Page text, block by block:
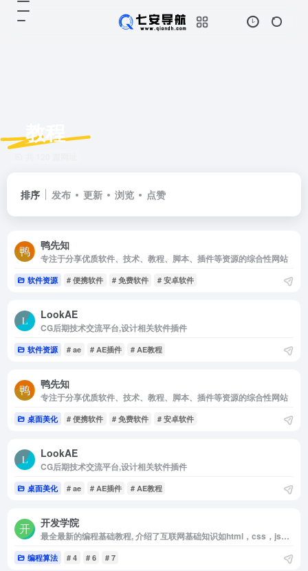
教程
排序 发布 更新 浏览 点赞
鸭先知
专注于分享优质软件、技术、教程、脚本、插件等资源的综合性网站
软件资源 # 便携软件 # 免费软件 # 安卓软件
LookAE
CG后期技术交流平台,设计相关软件插件
软件资源 # ae # AE插件 # AE教程
鸭先知
专注于分享优质软件、技术、教程、脚本、插件等资源的综合性网站
桌面美化 # 便携软件 # 免费软件 # 安卓软件
LookAE
CG后期技术交流平台,设计相关软件插件
桌面美化 # ae # AE插件 # AE教程
开发学院
最全最新的编程基础教程, 介绍了互联网基础知识如html，css，js等，也有PHP , MySQL,WebRTC,WebGL,微信小程序，Unity 教程,Thymeleaf 教程,CodeIgniter 4 教程,Angular 教程,ElasticSearch7 教程等各种教程和心得
编程算法 # 4 # 6 # 7